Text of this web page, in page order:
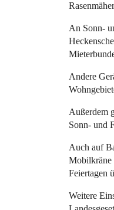
An Sonn-
Andere
Außerdem
Sonn- und
Auch auf
Mobilkräne
Feiertagen
Weitere